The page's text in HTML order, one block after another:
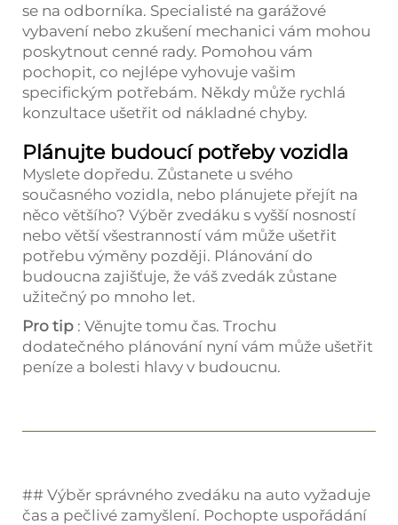
se na odborníka. Specialisté na garážové
vybavení nebo zkušení mechanici vám mohou
poskytnout cenné rady. Pomohou vám
pochopit, co nejlépe vyhovuje vašim
specifickým potřebám. Někdy může rychlá
konzultace ušetřit od nákladné chyby.
Plánujte budoucí potřeby vozidla
Myslete dopředu. Zůstanete u svého
současného vozidla, nebo plánujete přejít na
něco většího? Výběr zvedáku s vyšší nosností
nebo větší všestranností vám může ušetřit
potřebu výměny později. Plánování do
budoucna zajišťuje, že váš zvedák zůstane
užitečný po mnoho let.
Pro tip : Věnujte tomu čas. Trochu
dodatečného plánování nyní vám může ušetřit
peníze a bolesti hlavy v budoucnu.
## Výběr správného zvedáku na auto vyžaduje
čas a pečlivé zamyšlení. Pochopte uspořádání